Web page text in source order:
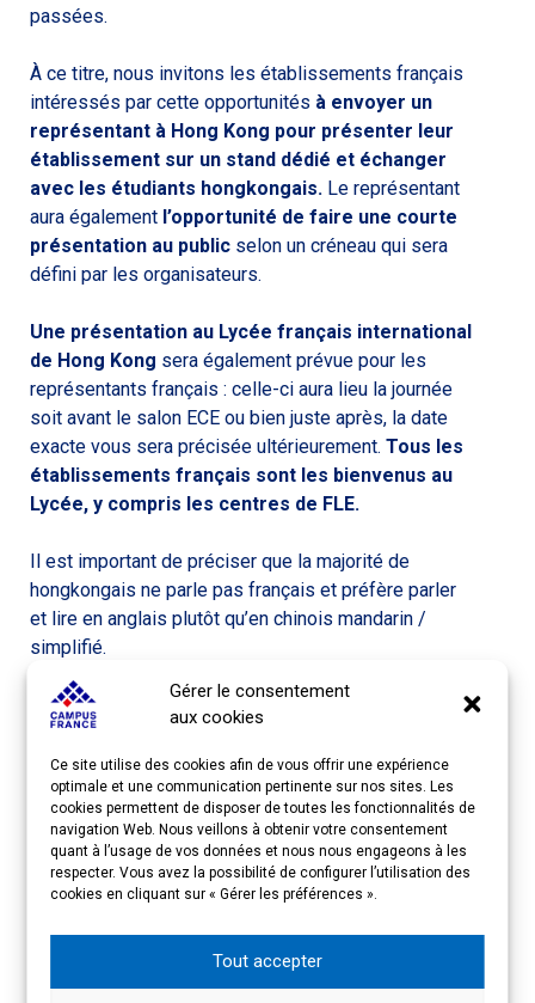
Gérer le consentement
aux cookies
Ce site utilise des cookies afin de vous offrir une expérience
optimale et une communication pertinente sur nos sites. Les
cookies permettent de disposer de toutes les fonctionnalités de
navigation Web. Nous veillons à obtenir votre consentement
quant à l’usage de vos données et nous nous engageons à les
respecter. Vous avez la possibilité de configurer l’utilisation des
cookies en cliquant sur « Gérer les préférences ».
Tout accepter
passées.
À ce titre, nous invitons les établissements français
intéressés par cette opportunités à envoyer un
représentant à Hong Kong pour présenter leur
établissement sur un stand dédié et échanger
avec les étudiants hongkongais. Le représentant
aura également l’opportunité de faire une courte
présentation au public selon un créneau qui sera
défini par les organisateurs.
Une présentation au Lycée français international
de Hong Kong sera également prévue pour les
représentants français : celle-ci aura lieu la journée
soit avant le salon ECE ou bien juste après, la date
exacte vous sera précisée ultérieurement. Tous les
établissements français sont les bienvenus au
Lycée, y compris les centres de FLE.
Il est important de préciser que la majorité de
hongkongais ne parle pas français et préfère parler
et lire en anglais plutôt qu’en chinois mandarin /
simplifié.
Lieu du salon
HKTDC Education & Careers Expo – Physical Fair
Hong Kong Convention and Exhibition Centre
1 Expo Drive, Wan Chai, Hong Kong (Harbour Road